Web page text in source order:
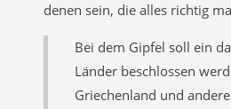
denen sein, die alles richtig
Bei dem Gipfel soll ein
Länder beschlossen
Griechenland und